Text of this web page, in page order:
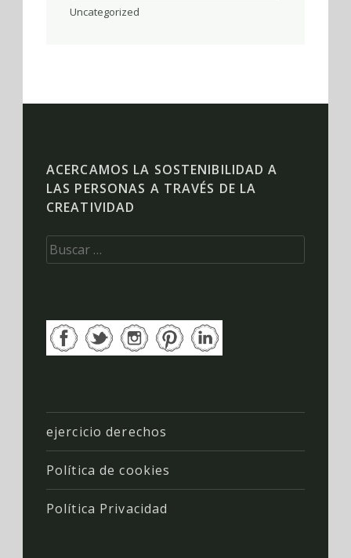
Uncategorized
ACERCAMOS LA SOSTENIBILIDAD A
LAS PERSONAS A TRAVÉS DE LA
CREATIVIDAD
Buscar:
ejercicio derechos
Política de cookies
Política Privacidad